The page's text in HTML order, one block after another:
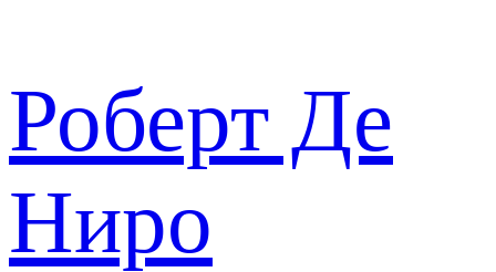
Роберт Де
Ниро